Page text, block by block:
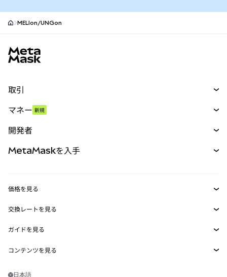
MELIon/UNGon
取引
パーペチュアル
RWA
マネー 新規
開発者
MetaMask Connect
Snaps
Web3サービス
MetaMaskを入手
セキュリティ
サポート
キャリア
価格を見る
イーサリアムの価格
Solanaの価格
Tetherの価格
交換レートを見る
ETH→USD
USDT→INR
ガイドを見る
ETHの購入
コンテンツを見る
Solanaウォレット
日本語